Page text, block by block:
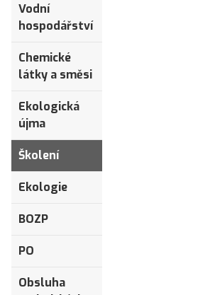
Vodní
hospodářství
Chemické
látky a směsi
Ekologická
újma
Školení
Ekologie
BOZP
PO
Obsluha